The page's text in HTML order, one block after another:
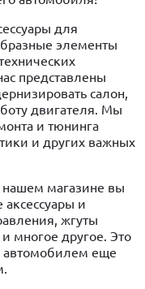
для
элементы
представлены
салон,
двигателя. Мы
и тюнинга
и других важных
нашем магазине вы
и
жгуты
многое другое. Это
автомобилем еще